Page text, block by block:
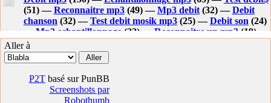
(51) —Reconnaitre mp3(49) —Mp3 debit(32) —Debit
chanson (32) —Test debit mosik mp3(25) —Debit son (24)
Mp3 echantillonnage (22) — Reconnaitre un mp3 (19) —
Echantillonage mp3
Taux echantillonnage mp3
—Meilleur debit mp3
Debit maximum mp3
(10) —Debit max mp3
Connaitre le debit d un mp3
Aller à
P2Tbasé sur PunBB
Screenshots par
Robothumb